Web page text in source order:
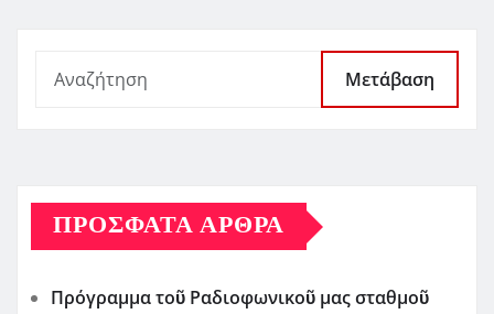
Μετάβαση
ΠΡΌΣΦΑΤΑ ΆΡΘΡΑ
Πρόγραμμα τοῦ Ραδιοφωνικοῦ μας σταθμοῦ